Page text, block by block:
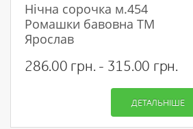
Нічна сорочка м.454
Ромашки бавовна ТМ
Ярослав
286.00 грн. - 315.00 грн.
ДЕТАЛЬНІШЕ